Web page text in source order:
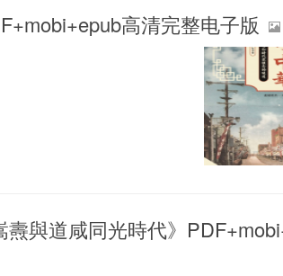
高清完整电子版
燾與道咸同光時代》